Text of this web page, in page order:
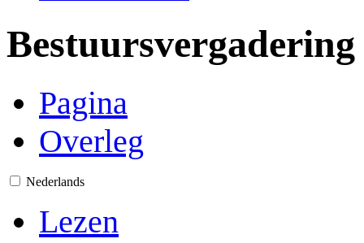
Pagina
Overleg
Nederlands
Lezen